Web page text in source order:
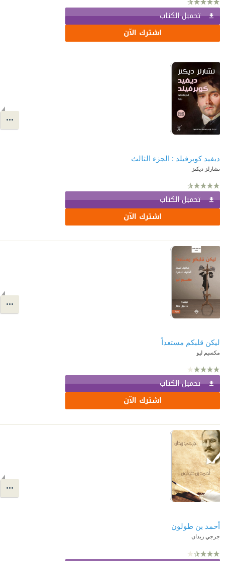
تحميل الكتاب
اشترك الآن
ديفيد كوبرفيلد : الجزء الثالث
تشارلز ديكنز
تحميل الكتاب
اشترك الآن
ليكن قلبكم مستعداً
مكسيم ليو
تحميل الكتاب
اشترك الآن
أحمد بن طولون
جرجي زيدان